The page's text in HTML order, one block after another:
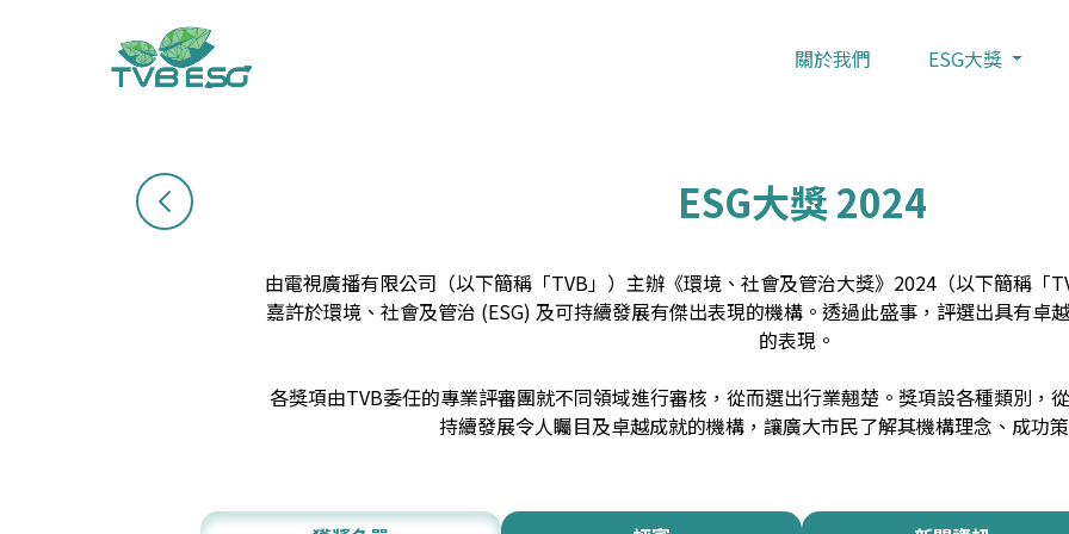
關於我們 ESG大獎
ESG大獎 2024
由電視廣播有限公司（以下簡稱「TVB」）主辦《環境、社會及管治大獎》2024（以下簡稱「
嘉許於環境、社會及管治 (ESG) 及可持續發展有傑出表現的機構。透過此盛事，評選出具有卓
的表現。
各獎項由TVB委任的專業評審團就不同領域進行審核，從而選出行業翹楚。獎項設各種類別，
持續發展令人矚目及卓越成就的機構，讓廣大市民了解其機構理念、成功